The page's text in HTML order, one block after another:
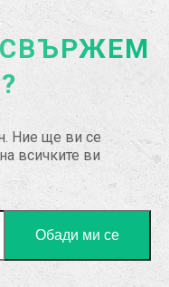
СВЪРЖЕМ
Ние ще ви се
всичките ви